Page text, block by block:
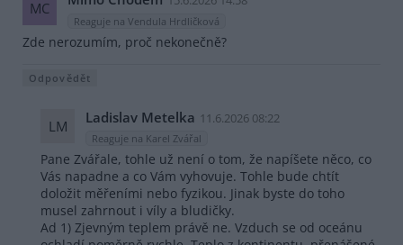
MC
Reaguje na Vendula Hrdličková
Zde nerozumím, proč nekonečně?
Odpovědět
LM Ladislav Metelka 11.6.2026 08:22
Reaguje na Karel Zvářal
Pane Zvářale, tohle už není o tom, že napíšete něco, co
Vás napadne a co Vám vyhovuje. Tohle bude chtít
doložit měřeními nebo fyzikou. Jinak byste do toho
musel zahrnout i víly a bludičky.
Ad 1) Zjevným teplem právě ne. Vzduch se od oceánu